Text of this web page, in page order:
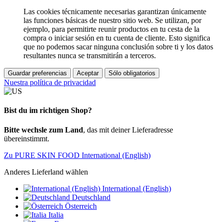
Las cookies técnicamente necesarias garantizan únicamente
las funciones básicas de nuestro sitio web. Se utilizan, por
ejemplo, para permitirte reunir productos en tu cesta de la
compra o iniciar sesión en tu cuenta de cliente. Esto significa
que no podemos sacar ninguna conclusión sobre ti y los datos
resultantes nunca se transmitirán a terceros.
Guardar preferencias Aceptar Sólo obligatorios
Nuestra política de privacidad
Bist du im richtigen Shop?
Bitte wechsle zum Land, das mit deiner Lieferadresse
übereinstimmt.
Zu PURE SKIN FOOD International (English)
Anderes Lieferland wählen
International (English)
Deutschland
Österreich
Italia